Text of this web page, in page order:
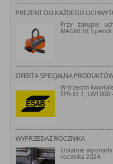
PREZENT DO KAŻDEGO
Przy zakupie
MAGNETICS
OFERTA SPECJALNA
W trzecim
EPR-X1.1,
WYPRZEDAŻ ROCZNIKA
Ostatnie
rocznika 2024